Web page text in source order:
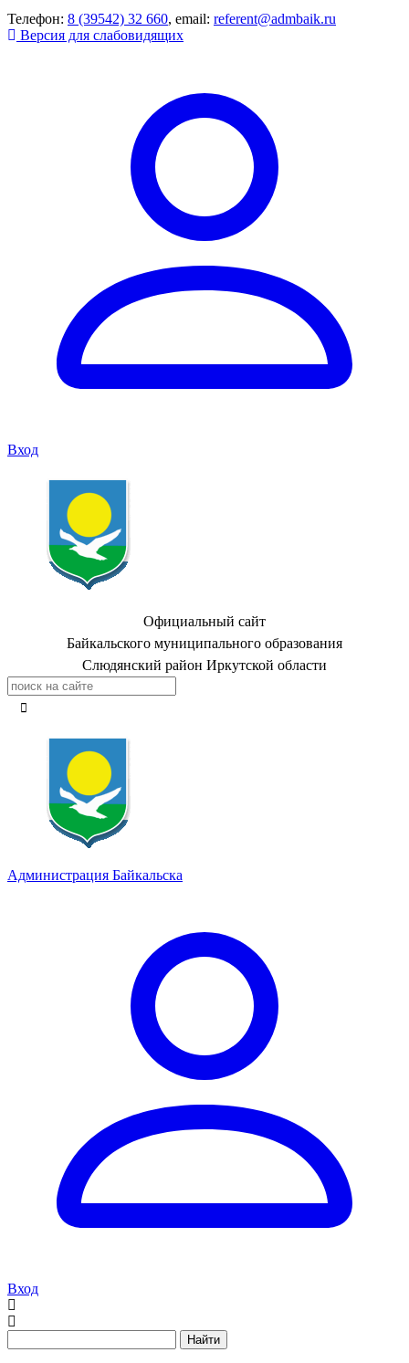
Телефон: 8 (39542) 32 660, email: referent@admbaik.ru
Версия для слабовидящих
Вход
Официальный сайт
Байкальского муниципального образования
Слюдянский район Иркутской области
Администрация Байкальска
Вход
Найти